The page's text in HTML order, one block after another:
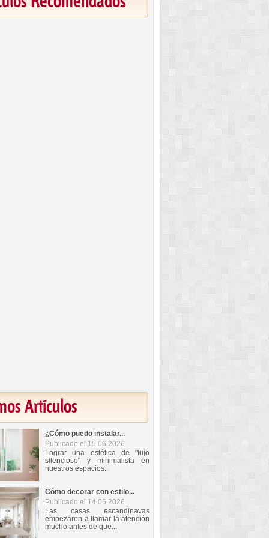
Artículos
¿Cómo puedo instalar...
Publicado el 15.06.2026
Lograr una estética de "lujo
silencioso" y minimalista en
nuestros espacios...
Cómo decorar con estilo...
Publicado el 14.06.2026
Las casas escandinavas
empezaron a llamar la atención
mucho antes de que...